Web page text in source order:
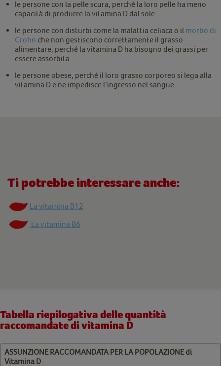
le persone con la pelle scura, perché la loro pelle ha meno
capacità di produrre la vitamina D dal sole.
le persone con disturbi come la malattia celiaca o il morbo di
Crohn che non gestiscono correttamente il grasso
alimentare, perché la vitamina D ha bisogno dei grassi per
essere assorbita.
le persone obese, perché il loro grasso corporeo si lega alla
vitamina D e ne impedisce l’ingresso nel sangue.
Ti potrebbe interessare anche:
La vitamina B12
La vitamina B6
Tabella riepilogativa delle quantità
raccomandate di vitamina D
ASSUNZIONE RACCOMANDATA PER LA POPOLAZIONE di
Vitamina D